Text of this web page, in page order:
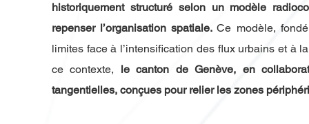
historiquement structuré selon un modèle
repenser l’organisation spatiale.Ce modèle,
limites face à l’intensification des flux urbains et à
ce contexte, le canton de Genève, en
tangentielles, conçues pour relier les zones